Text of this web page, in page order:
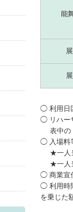
能
◯ 利用日
◯ リハー
表中の
◯ 入場料
★一人
★一人
◯ 商業宣
◯ 利用時
を乗じた